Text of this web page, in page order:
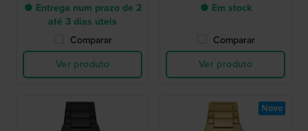
● Entrega num prazo de 2
até 3 dias úteis
Comparar
Ver produto
● Em stock
Comparar
Ver produto
Novo